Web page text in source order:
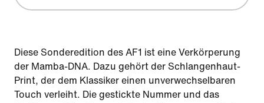
Diese Sonderedition des AF1 ist eine Verkörperung
der Mamba-DNA. Dazu gehört der Schlangenhaut-
Print, der dem Klassiker einen unverwechselbaren
Touch verleiht. Die gestickte Nummer und das